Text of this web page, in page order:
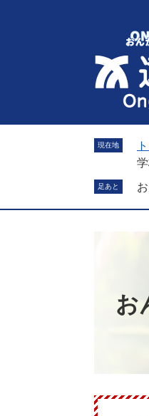
す
し
現在地
足あと
お